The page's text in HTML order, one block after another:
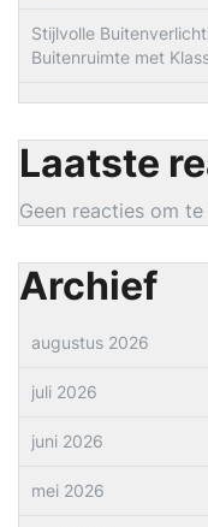
Stijlvolle
Buitenruimte met
Laatste
Geen reacties om te
Archief
augustus 2026
juli 2026
juni 2026
mei 2026